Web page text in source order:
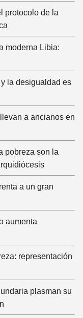
protocolo de la
moderna Libia:
la desigualdad es
a ancianos en
pobreza son la
a un gran
aumenta
representación
plasman su